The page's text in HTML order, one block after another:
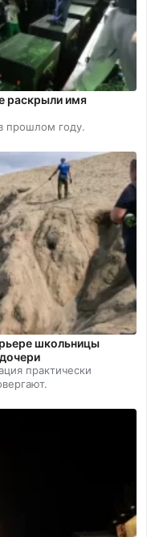
раскрыли имя
прошлом году.
школьницы
практически